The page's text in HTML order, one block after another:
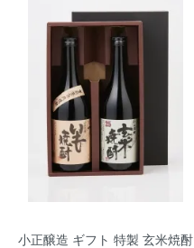
小正醸造 ギフト 特製 玄米焼酎